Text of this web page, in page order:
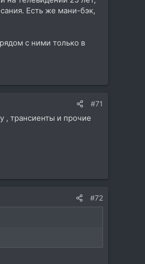
Есть же мани-бэк,
с ними только в
#71
, трансиенты и прочие
#72